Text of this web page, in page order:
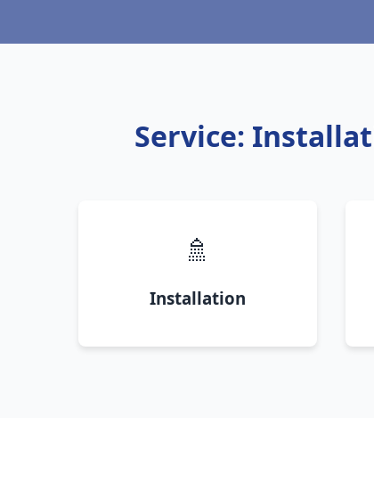
Service:
🚿
Installation